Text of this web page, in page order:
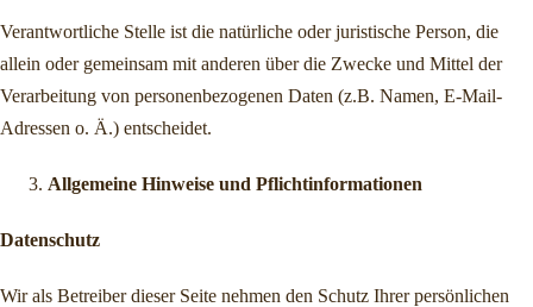
Verantwortliche Stelle ist die natürliche oder juristische Person, die
allein oder gemeinsam mit anderen über die Zwecke und Mittel der
Verarbeitung von personenbezogenen Daten (z.B. Namen, E-Mail-
Adressen o. Ä.) entscheidet.
Allgemeine Hinweise und Pflichtinformationen
Datenschutz
Wir als Betreiber dieser Seite nehmen den Schutz Ihrer persönlichen